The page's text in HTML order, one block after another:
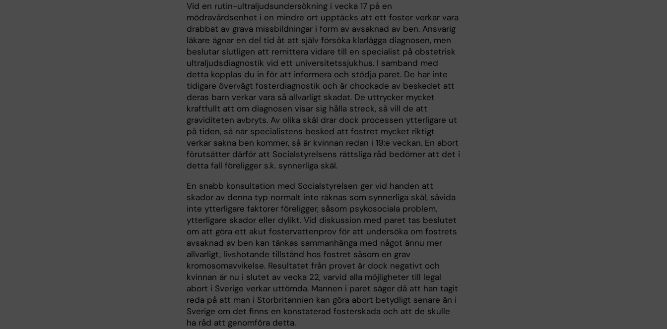
Vid en rutin-ultraljudsundersökning i vecka 17 på en
mödravårdsenhet i en mindre ort upptäcks att ett foster verkar vara
drabbat av grava missbildningar i form av avsaknad av ben. Ansvarig
läkare ägnar en del tid åt att själv försöka klarlägga diagnosen, men
beslutar slutligen att remittera vidare till en specialist på obstetrisk
ultraljudsdiagnostik vid ett universitetssjukhus. I samband med
detta kopplas du in för att informera och stödja paret. De har inte
tidigare övervägt fosterdiagnostik och är chockade av beskedet att
deras barn verkar vara så allvarligt skadat. De uttrycker mycket
kraftfullt att om diagnosen visar sig hålla streck, så vill de att
graviditeten avbryts. Av olika skäl drar dock processen ytterligare ut
på tiden, så när specialistens besked att fostret mycket riktigt
verkar sakna ben kommer, så är kvinnan redan i 19:e veckan. En abort
förutsätter därför att Socialstyrelsens rättsliga råd bedömer att det i
detta fall föreligger s.k. synnerliga skäl.
En snabb konsultation med Socialstyrelsen ger vid handen att
skador av denna typ normalt inte räknas som synnerliga skäl, såvida
inte ytterligare faktorer föreligger, såsom psykosociala problem,
ytterligare skador eller dylikt. Vid diskussion med paret tas beslutet
om att göra ett akut fostervattenprov för att undersöka om fostrets
avsaknad av ben kan tänkas sammanhänga med något ännu mer
allvarligt, livshotande tillstånd hos fostret såsom en grav
kromosomavvikelse. Resultatet från provet är dock negativt och
kvinnan är nu i slutet av vecka 22, varvid alla möjligheter till legal
abort i Sverige verkar uttömda. Mannen i paret säger då att han tagit
reda på att man i Storbritannien kan göra abort betydligt senare än i
Sverige om det finns en konstaterad fosterskada och att de skulle
ha råd att genomföra detta.